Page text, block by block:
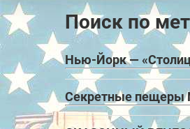
Поиск по
Нью-Йорк —
Секретные пещеры